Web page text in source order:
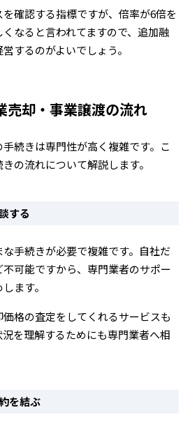
確認する指標ですが、倍率が6倍を
なると言われてますので、追加融
するのがよいでしょう。
売却・事業譲渡の流れ
続きは専門性が高く複雑です。こ
の流れについて解説します。
する
手続きが必要で複雑です。自社だ
可能ですから、専門業者のサポー
ます。
格の査定をしてくれるサービスも
を理解するためにも専門業者へ相
を結ぶ